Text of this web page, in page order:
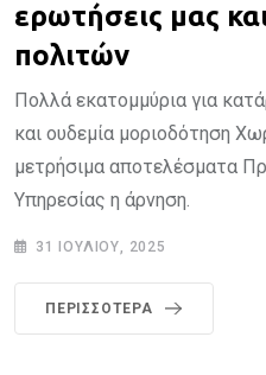
ερωτήσεις μας
πολιτών
Πολλά εκατομμύρια για
και ουδεμία μοριοδότηση
μετρήσιμα αποτελέσματα
Υπηρεσίας η άρνηση.
31 ΙΟΥΛΊΟΥ, 2025
ΠΕΡΙΣΣΌΤΕΡΑ